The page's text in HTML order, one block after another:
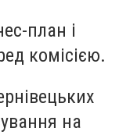
план і
комісією.
на